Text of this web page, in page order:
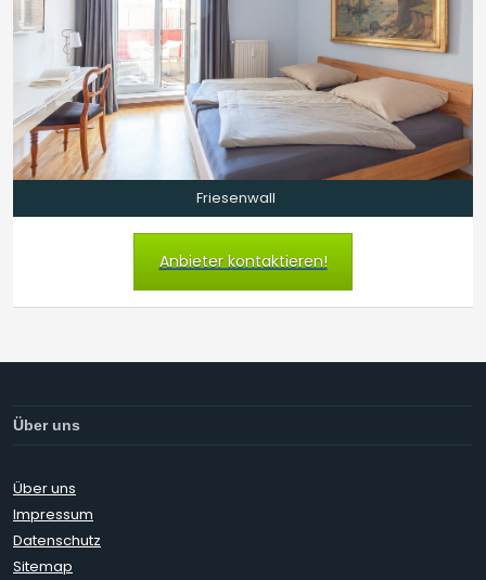
Friesenwall
Anbieter kontaktieren!
Über uns
Über uns
Impressum
Datenschutz
Sitemap